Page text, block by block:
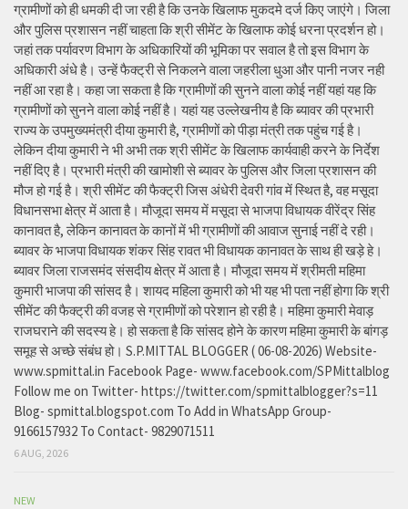
ग्रामीणों को ही धमकी दी जा रही है कि उनके खिलाफ मुकदमे दर्ज किए जाएंगे। जिला
और पुलिस प्रशासन नहीं चाहता कि श्री सीमेंट के खिलाफ कोई धरना प्रदर्शन हो।
जहां तक पर्यावरण विभाग के अधिकारियों की भूमिका पर सवाल है तो इस विभाग के
अधिकारी अंधे है। उन्हें फैक्ट्री से निकलने वाला जहरीला धुआ और पानी नजर नही
नहीं आ रहा है। कहा जा सकता है कि ग्रामीणों की सुनने वाला कोई नहीं यहां यह कि
ग्रामीणों को सुनने वाला कोई नहीं है। यहां यह उल्लेखनीय है कि ब्यावर की प्रभारी
राज्य के उपमुख्यमंत्री दीया कुमारी है, ग्रामीणों को पीड़ा मंत्री तक पहुंच गई है।
लेकिन दीया कुमारी ने भी अभी तक श्री सीमेंट के खिलाफ कार्यवाही करने के निर्देश
नहीं दिए है। प्रभारी मंत्री की खामोशी से ब्यावर के पुलिस और जिला प्रशासन की
मौज हो गई है। श्री सीमेंट की फैक्ट्री जिस अंधेरी देवरी गांव में स्थित है, वह मसूदा
विधानसभा क्षेत्र में आता है। मौजूदा समय में मसूदा से भाजपा विधायक वीरेंद्र सिंह
कानावत है, लेकिन कानावत के कानों में भी ग्रामीणों की आवाज सुनाई नहीं दे रही।
ब्यावर के भाजपा विधायक शंकर सिंह रावत भी विधायक कानावत के साथ ही खड़े हे।
ब्यावर जिला राजसमंद संसदीय क्षेत्र में आता है। मौजूदा समय में श्रीमती महिमा
कुमारी भाजपा की सांसद है। शायद महिला कुमारी को भी यह भी पता नहीं होगा कि श्री
सीमेंट की फैक्ट्री की वजह से ग्रामीणों को परेशान हो रही है। महिमा कुमारी मेवाड़
राजघराने की सदस्य हे। हो सकता है कि सांसद होने के कारण महिमा कुमारी के बांगड़
समूह से अच्छे संबंध हो। S.P.MITTAL BLOGGER ( 06-08-2026) Website-
www.spmittal.in Facebook Page- www.facebook.com/SPMittalblog
Follow me on Twitter- https://twitter.com/spmittalblogger?s=11
Blog- spmittal.blogspot.com To Add in WhatsApp Group-
9166157932 To Contact- 9829071511
6 AUG, 2026
NEW